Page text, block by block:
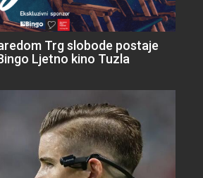
Trg slobode postaje
Ljetno kino Tuzla